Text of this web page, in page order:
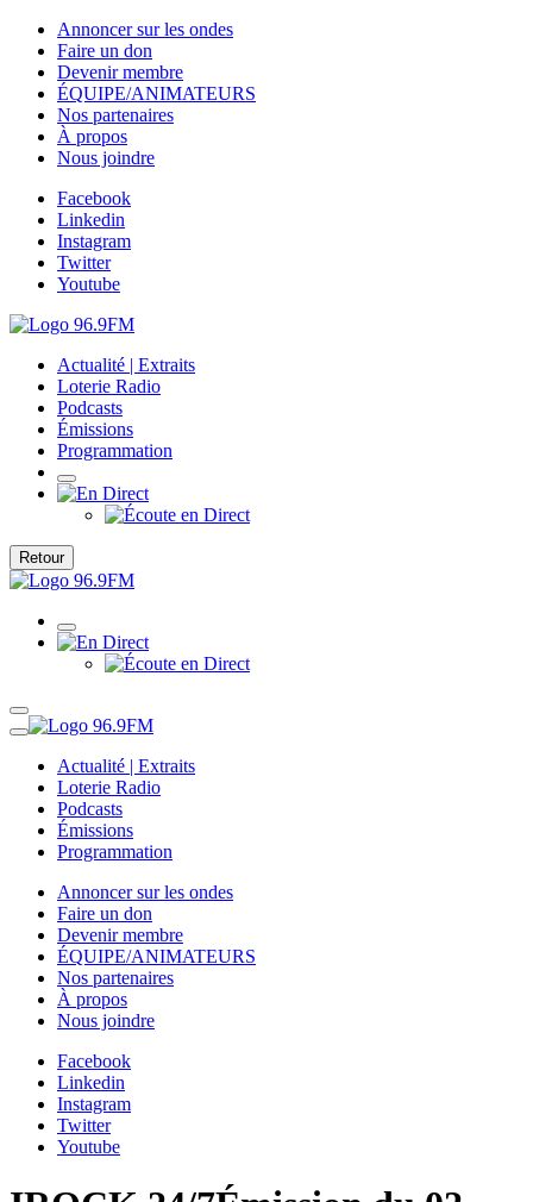
Annoncer sur les ondes
Faire un don
Devenir membre
ÉQUIPE/ANIMATEURS
Nos partenaires
À propos
Nous joindre
Facebook
Linkedin
Instagram
Twitter
Youtube
Actualité | Extraits
Loterie Radio
Podcasts
Émissions
Programmation
Retour
Actualité | Extraits
Loterie Radio
Podcasts
Émissions
Programmation
Annoncer sur les ondes
Faire un don
Devenir membre
ÉQUIPE/ANIMATEURS
Nos partenaires
À propos
Nous joindre
Facebook
Linkedin
Instagram
Twitter
Youtube